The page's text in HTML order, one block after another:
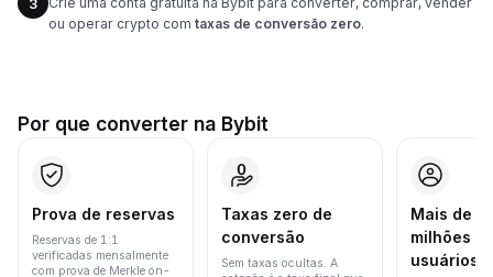
3
ou operar crypto com taxas de conversão zero.
Por que converter na Bybit
Prova de reservas
Reservas de 1:1
verificadas mensalmente
com prova de Merkle on-
Taxas zero de
conversão
Sem taxas ocultas. A
Mais de
milhões
usuários